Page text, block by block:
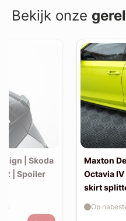
Bekijk onze
| Skoda
| Spoiler
Maxton
Octavia IV
skirt
Op